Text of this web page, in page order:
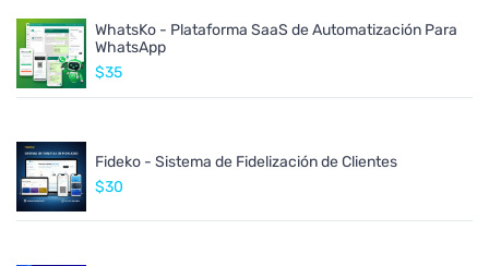
WhatsKo - Plataforma SaaS de Automatización Para
WhatsApp
$35
Fideko - Sistema de Fidelización de Clientes
$30